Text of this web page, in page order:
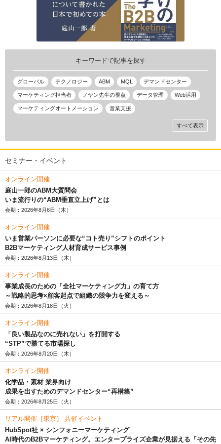
キーワードで記事を探す
グローバル テクノロジー ABM MQL デマンドセンター
マーケティング担当者 ノヤン先生の視点 データ管理 Web活用
マーケティングオートメーション 営業支援
すべて表示
セミナー・イベント
オンライン開催
庭山一郎のABM大質問会
いま流行りの“ABM垂直立上げ”とは
会期：2026年8月6日（木）
オンライン開催
いま営業パーソンに必要な“コト売り”シフトのポイント
B2Bマーケティング人材育成サービス事例
会期：2026年8月13日（木）
オンライン開催
事業成長のための「全社マーケティング力」の育て方
～戦略的思考×顧客起点で組織の競争力を変える～
会期：2026年8月18日（火）
オンライン開催
「良い製品なのに売れない」を打開する
“STP”で勝てる市場探し
会期：2026年8月20日（木）
オンライン開催
化学品・素材 業界向け
成果を出すためのデマンドセンター“再構築”
会期：2026年8月25日（火）
リアル開催［東京］ 共催イベント
HubSpot社 × シンフォニーマーケティング
AI時代のB2Bマーケティング。エンタープライズ企業が見据える「その先